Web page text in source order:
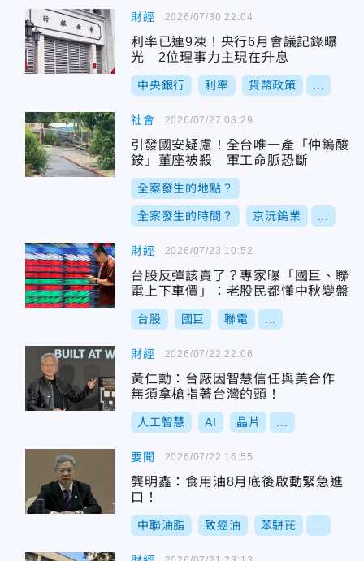
財經
利率已連9凍！央行6月會議記錄曝
光 2位理事力主現在升息
中央銀行 利率 貨幣政策
2026/07/30 22:04
社會
引發國安疑慮！全台唯一產「仲鎢酸
銨」董座被殺 軍工命脈恐斷
全案發生的地點？
全案發生的時間？ 京沅鎢業
2026/07/27 08:29
財經
台股反彈該賣了？專家曝「國巨、聯
電上下車價」：老股民都懂中秋變盤
台股 國巨 聯電
2026/07/23 10:52
財經
黃仁勳：台廠因智慧信任與美合作
無須拿槍指著台灣的頭！
人工智慧 AI 晶片
2026/07/22 22:06
要聞
龔明鑫：食用油8月底後啟動緊急進
口！
中聯油脂 致癌油 苯駢芘
2026/07/22 16:55